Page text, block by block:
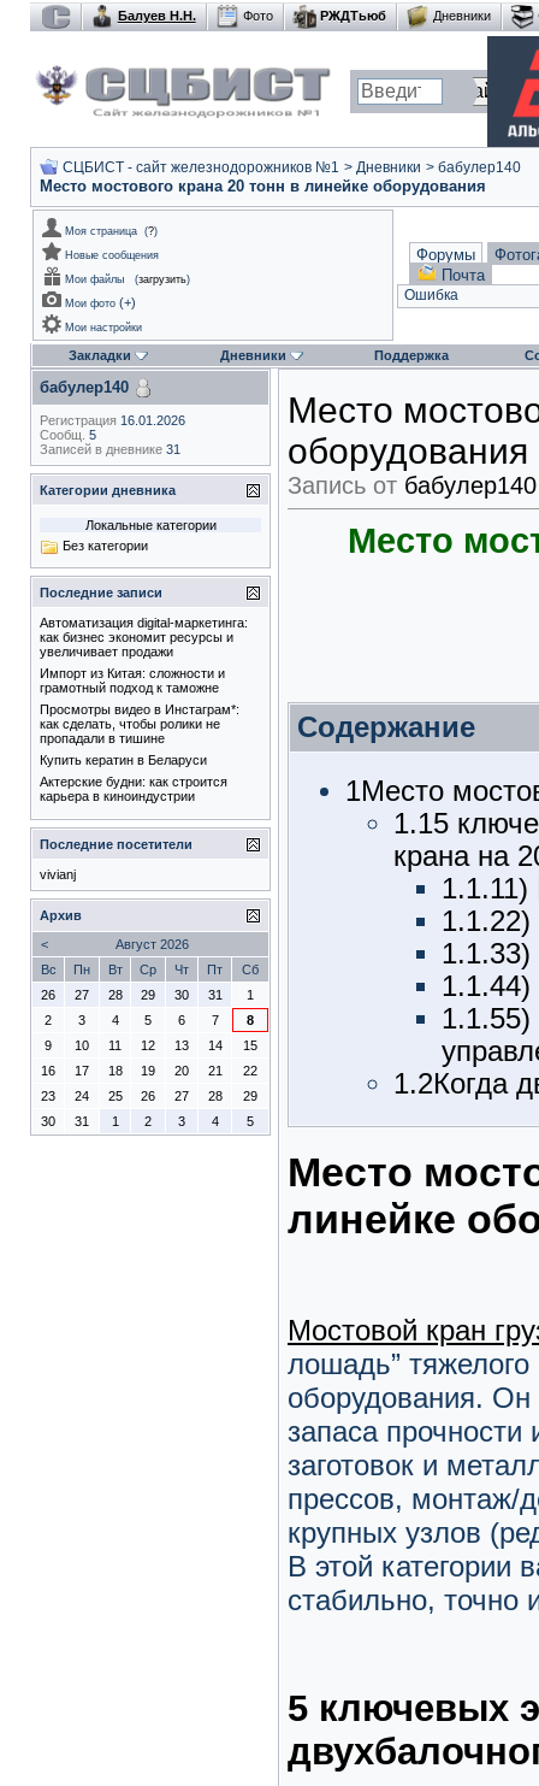
Балуев Н.Н. Фото РЖДТьюб Дневники
СЦБИСТ - сайт железнодорожников №1 > Дневники > бабулер140
Место мостового крана 20 тонн в линейке оборудования
Моя страница (?)
Новые сообщения
Мои файлы
(загрузить)
Мои фото (+)
Мои настройки
Форумы
Почта
Ошибка
Закладки Дневники Поддержка
Место
оборудования
Запись от бабулер140
Место
Содержание
1Место
1.15
крана на
1.1.11)
1.1.22)
1.1.33)
1.1.44)
1.1.55)
1.2Когда
Место
линейке
Мостовой кран
лошадь” тяжелого
оборудования. Он
запаса
заготовок и
прессов, монтаж/
крупных узлов
В этой категории
стабильно, точно
5 ключевых
бабулер140
Регистрация 16.01.2026
Сообщ. 5
Записей в дневнике 31
Категории дневника
Локальные категории
Без категории
Последние записи
Автоматизация digital-маркетинга:
как бизнес экономит ресурсы и
увеличивает продажи
Импорт из Китая: сложности и
грамотный подход к таможне
Просмотры видео в Инстаграм*:
как сделать, чтобы ролики не
пропадали в тишине
Купить кератин в Беларуси
Актерские будни: как строится
карьера в киноиндустрии
Последние посетители
vivianj
Архив
<
Август 2026
Вс
Пн Вт Ср Чт Пт
Сб
26
27 28 29 30 31
1
2
3 4 5 6 7
8
9
10 11 12 13 14
15
16
17 18 19 20 21
22
23
24 25 26 27 28
29
30
31 1 2 3 4 5